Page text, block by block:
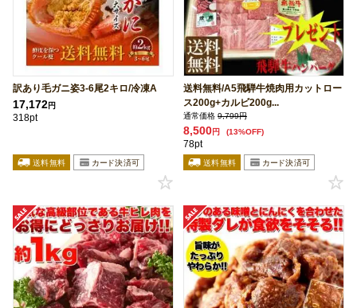
訳あり毛ガニ姿3-6尾2キロ/冷凍A
17,172円
318pt
送料無料/A5飛騨牛焼肉用カットロー
ス200g+カルビ200g...
通常価格 9,799円
8,500円 (13%OFF)
78pt